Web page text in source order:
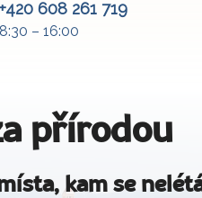
+420 608 261 719
– 16:00
přírodou
kam se